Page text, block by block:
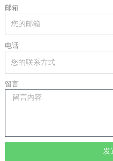
邮箱
电话
留言
发